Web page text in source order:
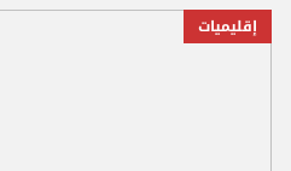
إقليميات